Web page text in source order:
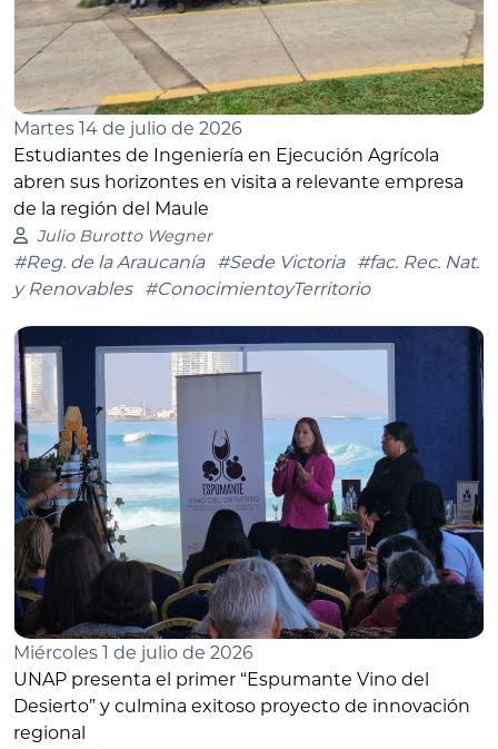
Martes 14 de julio de 2026
Estudiantes de Ingeniería en Ejecución Agrícola
abren sus horizontes en visita a relevante empresa
de la región del Maule
Julio Burotto Wegner
#Reg. de la Araucanía #Sede Victoria
#fac. Rec. Nat.
y Renovables
#ConocimientoyTerritorio
Miércoles 1 de julio de 2026
UNAP presenta el primer “Espumante Vino del
Desierto” y culmina exitoso proyecto de innovación
regional